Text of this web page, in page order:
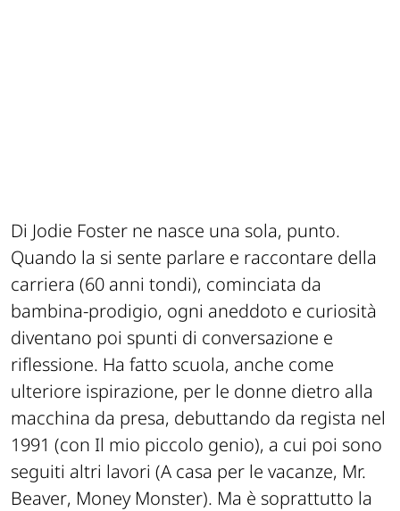
Di Jodie Foster ne nasce una sola, punto.
Quando la si sente parlare e raccontare della
carriera (60 anni tondi), cominciata da
bambina-prodigio, ogni aneddoto e curiosità
diventano poi spunti di conversazione e
riflessione. Ha fatto scuola, anche come
ulteriore ispirazione, per le donne dietro alla
macchina da presa, debuttando da regista nel
1991 (con Il mio piccolo genio), a cui poi sono
seguiti altri lavori (A casa per le vacanze, Mr.
Beaver, Money Monster). Ma è soprattutto la